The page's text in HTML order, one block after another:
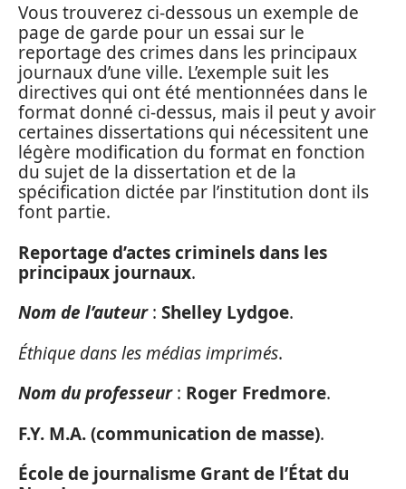
Vous trouverez ci-dessous un exemple de
page de garde pour un essai sur le
reportage des crimes dans les principaux
journaux d’une ville. L’exemple suit les
directives qui ont été mentionnées dans le
format donné ci-dessus, mais il peut y avoir
certaines dissertations qui nécessitent une
légère modification du format en fonction
du sujet de la dissertation et de la
spécification dictée par l’institution dont ils
font partie.
Reportage d’actes criminels dans les
principaux journaux.
Nom de l’auteur: Shelley Lydgoe.
Éthique dans les médias imprimés.
Nom du professeur: Roger Fredmore.
F.Y. M.A. (communication de masse).
École de journalisme Grant de l’État du